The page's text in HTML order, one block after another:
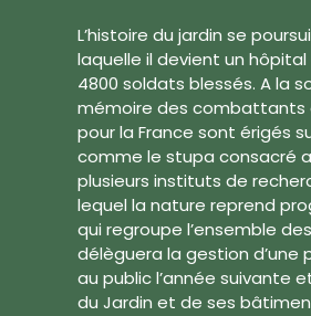
L’histoire du jardin se
laquelle il devient un
4800 soldats blessés. A la
mémoire des combattants
pour la France sont érigés
comme le stupa consacré
plusieurs instituts de
lequel la nature reprend
qui regroupe l’ensemble
délèguera la gestion d’une
au public l’année suivante
du Jardin et de ses